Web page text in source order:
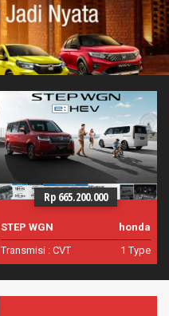
Rp 665.200.000
STEP WGN
honda
Transmisi : CVT 1 Type